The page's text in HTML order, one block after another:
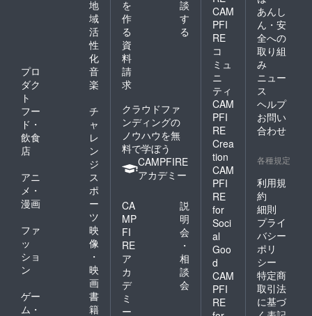
（イラ
スト担
当：c.
ぱふぇ
様） ■
アン
ジーさ
んから
のお礼
ボイス
（リク
エスト
「御子
様に生
声で収
録して
いただ
くお礼
ボイス
です。
お名前
の読み
上げ、
セリフ
内容の
■乙倉ゅ
い様サ
イン入
りイラ
スト色
「ディ
アちゃ
ん」の
イラス
ト及
び、CV
声優
倉ゅ
い」様
のサイ
ンが
入った
色紙で
す。
（イラ
スト担
当：c.
ぱふぇ
様） ■
管様）
■感謝状
（お名
前入
り、
A4） お
名前を
記載し
た感謝
状をお
送りい
たしま
載をご
れるお
名前を
備考欄
にご記
入くだ
さい。
■彩夢ひ
な様サ
イン入
りイラ
スト色
紙 「ア
■「リリ
ンちゃ
ん」ア
クリル
キーホ
ルダー
「リリ
ンちゃ
ん」の
SDイラ
ストが
描かれ
リル
ルダー
です。
（イラ
スト担
当：二
股試験
管様）
■感謝状
（お名
前入
り、
A4） お
ビッグ
アクリ
ルスタ
ンド
「クロ
ワちゃ
ん」の
立ち絵
イラス
トが描
かれた
大きな
ルスタ
す。
（イラ
スト担
当：ぱ
るとね
る様）
■「クロ
ワちゃ
ん」ア
クリル
キーホ
ルダー
を一人
選び、
備考欄
にご記
入くだ
さい。
（イラ
スト担
当：ぱ
るとね
る様）
地
域
活
性
化
プロ
ダク
ト
音
楽
フー
ド・
飲食
店
チ
ャ
レ
ン
ジ
アニ
メ・
漫画
ス
ポ
ー
ツ
ファ
ッ
ショ
ン
映
像
・
映
画
ゲー
ム・
書
籍
を
作
る
談
す
る
資
料
請
求
クラウドファ
ンディングの
ノウハウを無
料で学ぼう
CAMPFIRE
アカデミー
CA
MP
FI
RE
ア
カ
デ
ミ
ー
説
明
会
・
相
談
会
CAM
PFI
RE
コ
ミュ
ニ
ティ
CAM
PFI
RE
Crea
tion
CAM
PFI
RE
for
Soci
al
Goo
d
CAM
PFI
RE
あんし
ん・安
全への
取り組
み
ニュー
ス
ヘルプ
お問い
合わせ
各種規定
利用規
約
細則
プライ
バシー
ポリ
シー
特定商
取引法
に基づ